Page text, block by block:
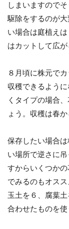
しまいますので
駆除をするのが
い場合は庭植え
はカットして広
８月頃に株元で
収穫できるよう
くタイプの場合
ょう。収穫は春
保存したい場合
い場所で逆さに
すからいくつか
でみるのもオス
玉土を６、腐葉
合わせたものを使